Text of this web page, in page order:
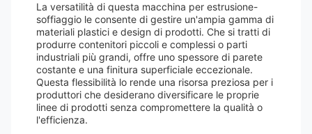
La versatilità di questa macchina per estrusione-
soffiaggio le consente di gestire un'ampia gamma di
materiali plastici e design di prodotti. Che si tratti di
produrre contenitori piccoli e complessi o parti
industriali più grandi, offre uno spessore di parete
costante e una finitura superficiale eccezionale.
Questa flessibilità lo rende una risorsa preziosa per i
produttori che desiderano diversificare le proprie
linee di prodotti senza compromettere la qualità o
l'efficienza.